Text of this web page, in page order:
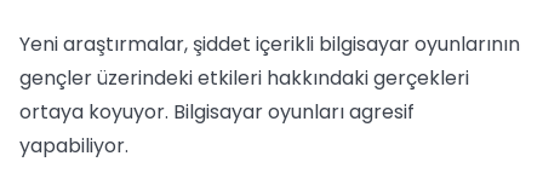
Yeni araştırmalar, şiddet içerikli bilgisayar oyunlarının
gençler üzerindeki etkileri hakkındaki gerçekleri
ortaya koyuyor. Bilgisayar oyunları agresif
yapabiliyor.